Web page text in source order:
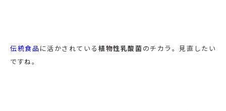
伝統食品に活かされている植物性乳酸菌のチカラ。見直したい
ですね。